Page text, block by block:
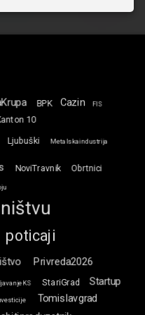
BPK Cazin FIS
10
Ljubuški Metalskaindustrija
NoviTravnik
Obrtnici
poticaji
Privreda2026
StariGrad Startup
Tomislavgrad